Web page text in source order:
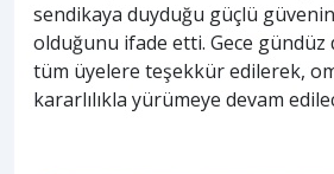
sendikaya duyduğu güçlü
olduğunu ifade etti. Gece gündüz
tüm üyelere teşekkür edilerek,
kararlılıkla yürümeye devam